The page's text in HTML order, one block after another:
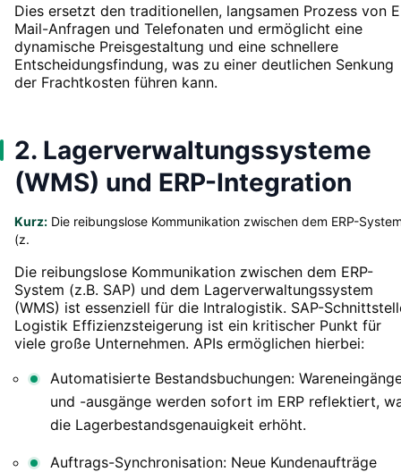
Dies ersetzt den traditionellen, langsamen Prozess von
Mail-Anfragen und Telefonaten und ermöglicht eine
dynamische Preisgestaltung und eine schnellere
Entscheidungsfindung, was zu einer deutlichen Senkung
der Frachtkosten führen kann.
2. Lagerverwaltungssysteme
(WMS) und ERP-Integration
Kurz: Die reibungslose Kommunikation zwischen dem ERP-
(z.
Die reibungslose Kommunikation zwischen dem ERP-
System (z.B. SAP) und dem Lagerverwaltungssystem
(WMS) ist essenziell für die Intralogistik. SAP-
Logistik Effizienzsteigerung ist ein kritischer Punkt für
viele große Unternehmen. APIs ermöglichen hierbei:
Automatisierte Bestandsbuchungen:
und -ausgänge werden sofort im ERP reflektiert,
die Lagerbestandsgenauigkeit erhöht.
Auftrags-Synchronisation: Neue Kundenaufträge